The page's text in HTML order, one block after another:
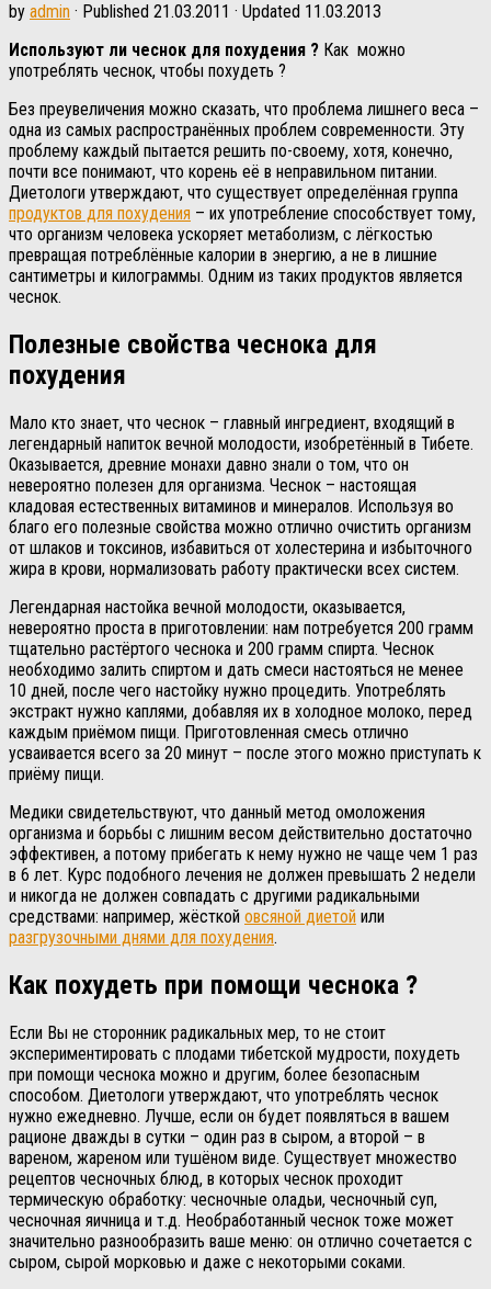
by admin · Published 21.03.2011 · Updated 11.03.2013
Используют ли чеснок для похудения ? Как можно
употреблять чеснок, чтобы похудеть ?
Без преувеличения можно сказать, что проблема лишнего веса –
одна из самых распространённых проблем современности. Эту
проблему каждый пытается решить по-своему, хотя, конечно,
почти все понимают, что корень её в неправильном питании.
Диетологи утверждают, что существует определённая группа
продуктов для похудения – их употребление способствует тому,
что организм человека ускоряет метаболизм, с лёгкостью
превращая потреблённые калории в энергию, а не в лишние
сантиметры и килограммы. Одним из таких продуктов является
чеснок.
Полезные свойства чеснока для
похудения
Мало кто знает, что чеснок – главный ингредиент, входящий в
легендарный напиток вечной молодости, изобретённый в Тибете.
Оказывается, древние монахи давно знали о том, что он
невероятно полезен для организма. Чеснок – настоящая
кладовая естественных витаминов и минералов. Используя во
благо его полезные свойства можно отлично очистить организм
от шлаков и токсинов, избавиться от холестерина и избыточного
жира в крови, нормализовать работу практически всех систем.
Легендарная настойка вечной молодости, оказывается,
невероятно проста в приготовлении: нам потребуется 200 грамм
тщательно растёртого чеснока и 200 грамм спирта. Чеснок
необходимо залить спиртом и дать смеси настояться не менее
10 дней, после чего настойку нужно процедить. Употреблять
экстракт нужно каплями, добавляя их в холодное молоко, перед
каждым приёмом пищи. Приготовленная смесь отлично
усваивается всего за 20 минут – после этого можно приступать к
приёму пищи.
Медики свидетельствуют, что данный метод омоложения
организма и борьбы с лишним весом действительно достаточно
эффективен, а потому прибегать к нему нужно не чаще чем 1 раз
в 6 лет. Курс подобного лечения не должен превышать 2 недели
и никогда не должен совпадать с другими радикальными
средствами: например, жёсткой овсяной диетой или
разгрузочными днями для похудения.
Как похудеть при помощи чеснока ?
Если Вы не сторонник радикальных мер, то не стоит
экспериментировать с плодами тибетской мудрости, похудеть
при помощи чеснока можно и другим, более безопасным
способом. Диетологи утверждают, что употреблять чеснок
нужно ежедневно. Лучше, если он будет появляться в вашем
рационе дважды в сутки – один раз в сыром, а второй – в
вареном, жареном или тушёном виде. Существует множество
рецептов чесночных блюд, в которых чеснок проходит
термическую обработку: чесночные оладьи, чесночный суп,
чесночная яичница и т.д. Необработанный чеснок тоже может
значительно разнообразить ваше меню: он отлично сочетается с
сыром, сырой морковью и даже с некоторыми соками.